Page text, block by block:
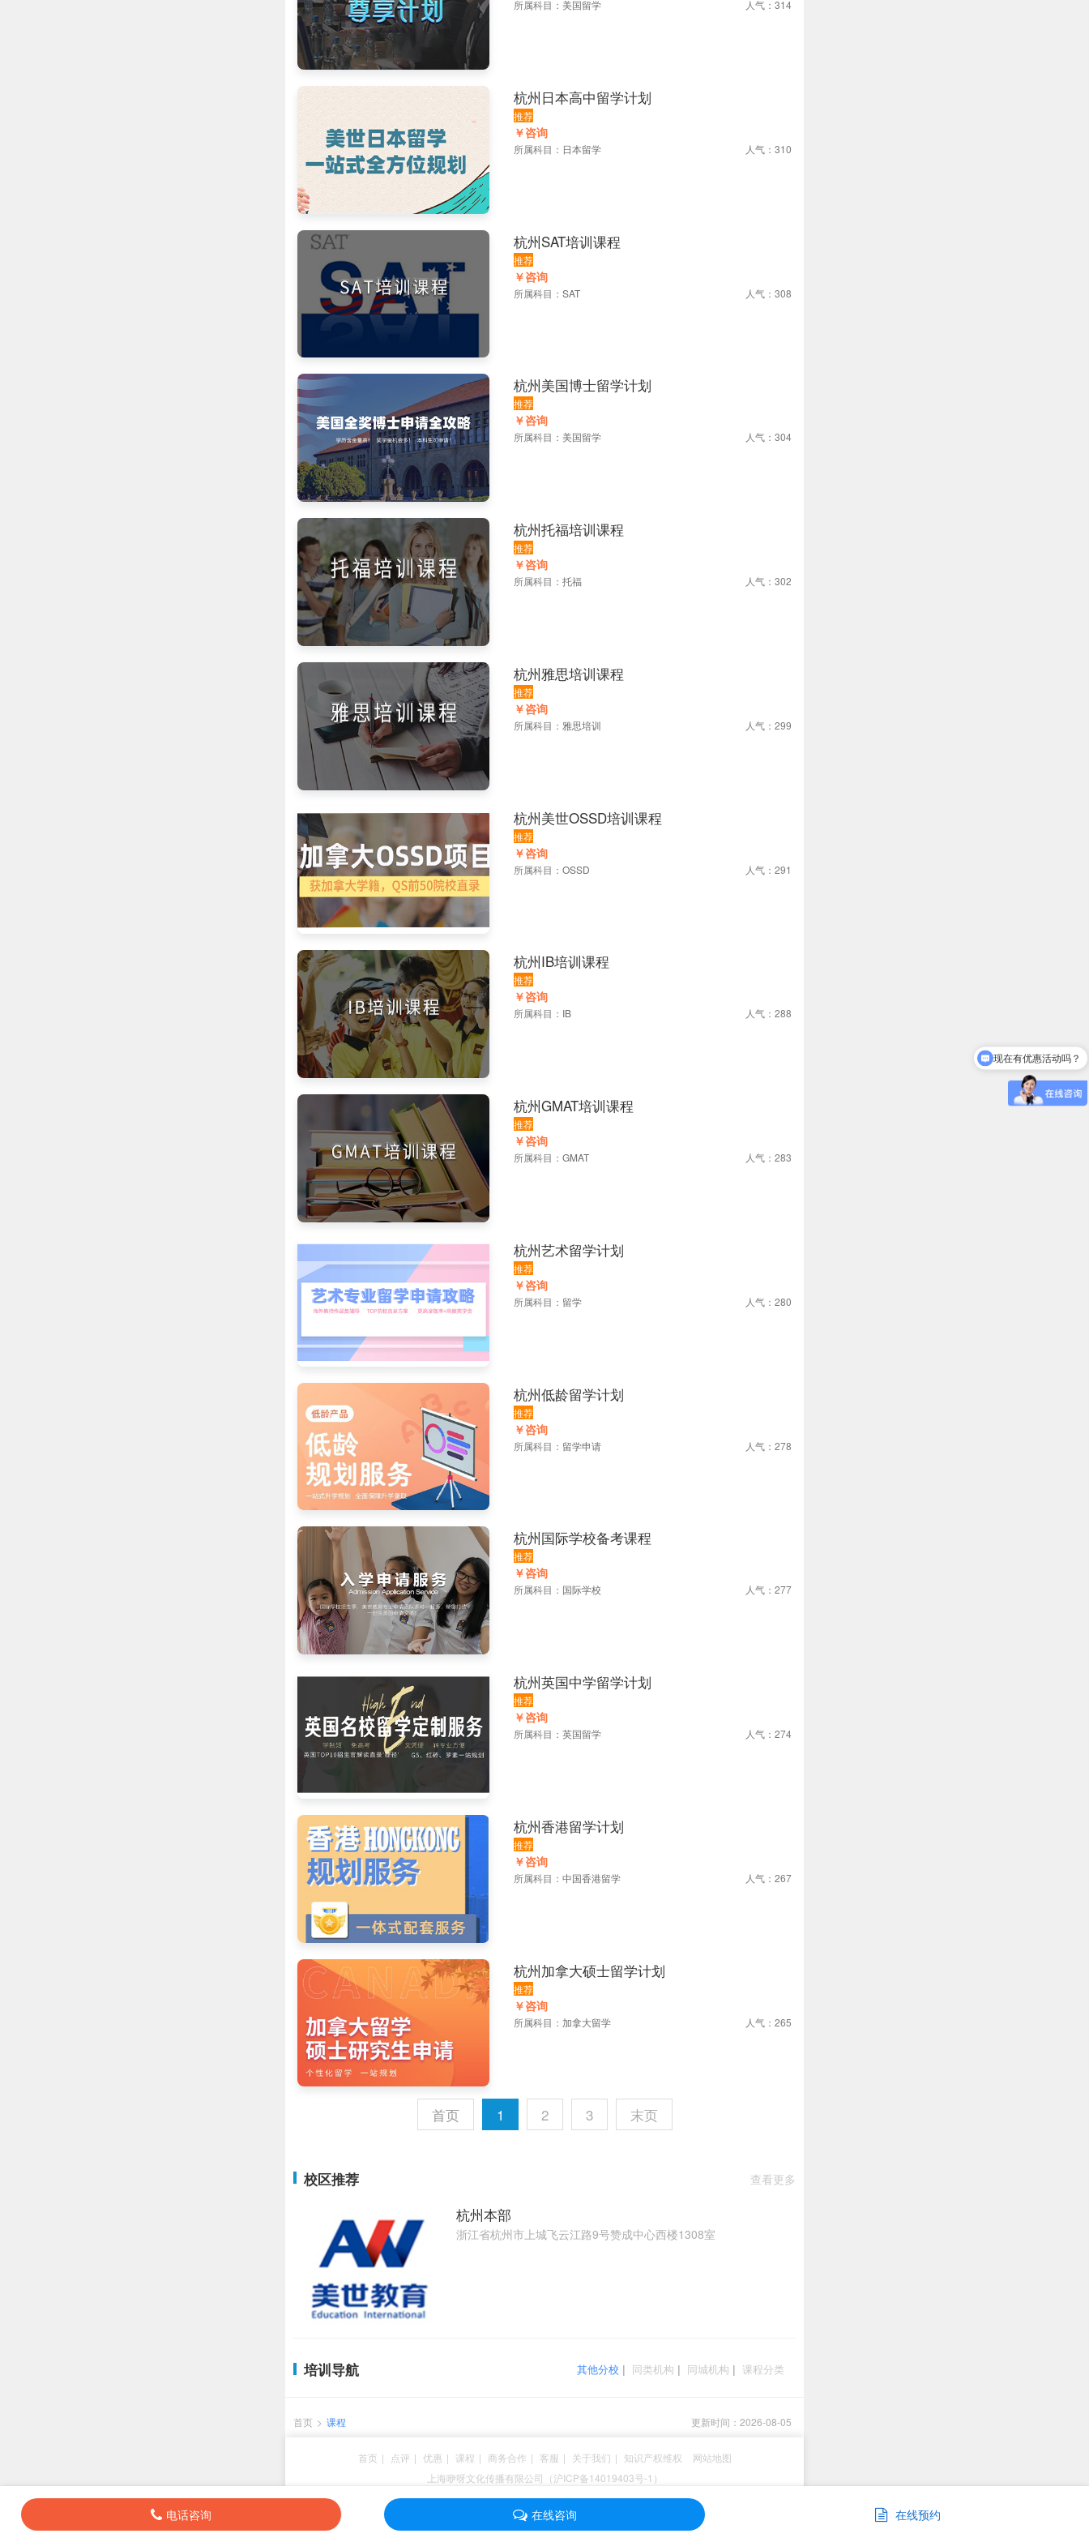
所属科目： 美国留学 人气：314
杭州日本高中留学计划
推荐
￥咨询
所属科目： 日本留学 人气：310
杭州SAT培训课程
推荐
￥咨询
所属科目： SAT 人气：308
杭州美国博士留学计划
推荐
￥咨询
所属科目： 美国留学 人气：304
杭州托福培训课程
推荐
￥咨询
所属科目： 托福 人气：302
杭州雅思培训课程
推荐
￥咨询
所属科目： 雅思培训 人气：299
杭州美世OSSD培训课程
推荐
￥咨询
所属科目： OSSD 人气：291
杭州IB培训课程
推荐
￥咨询
所属科目： IB 人气：288
杭州GMAT培训课程
推荐
￥咨询
所属科目： GMAT 人气：283
杭州艺术留学计划
推荐
￥咨询
所属科目： 留学 人气：280
杭州低龄留学计划
推荐
￥咨询
所属科目： 留学申请 人气：278
杭州国际学校备考课程
推荐
￥咨询
所属科目： 国际学校 人气：277
杭州英国中学留学计划
推荐
￥咨询
所属科目： 英国留学 人气：274
杭州香港留学计划
推荐
￥咨询
所属科目： 中国香港留学 人气：267
杭州加拿大硕士留学计划
推荐
￥咨询
所属科目： 加拿大留学 人气：265
首页 1 2 3 末页
校区推荐 查看更多
杭州本部
浙江省杭州市上城飞云江路9号赞成中心西楼1308室
其他分校 | 同类机构 | 同城机构 | 课程分类
培训导航
首页 > 课程 更新时间：2026-08-05
首页 | 点评 | 优惠 | 课程 | 商务合作 | 客服 | 关于我们 | 知识产权维权
网站地图
上海咿呀文化传播有限公司（沪ICP备14019403号-1）
电话咨询 在线咨询 在线预约
现在有优惠活动吗？